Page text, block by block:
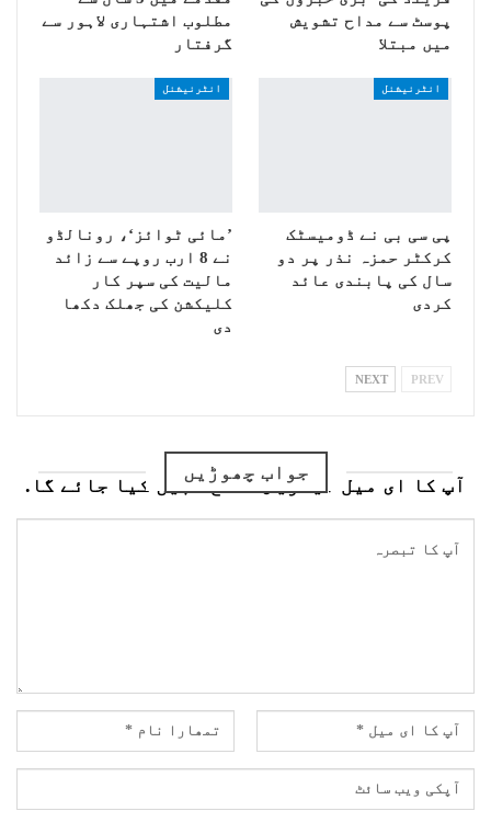
مطلوب اشتہاری لاہور سے
گرفتار
پوسٹ سے مداح تشویش
میں مبتلا
انٹرنیشنل
’مائی ٹوائز‘، رونالڈو
نے 8 ارب روپے سے زائد
مالیت کی سپر کار
کلیکشن کی جھلک دکھا
دی
انٹرنیشنل
پی سی بی نے ڈومیسٹک
کرکٹر حمزہ نذر پر دو
سال کی پابندی عائد
کردی
PREV
NEXT
جواب چھوڑیں
آپ کا ای میل ایڈریس شائع نہیں کیا جائے گا.